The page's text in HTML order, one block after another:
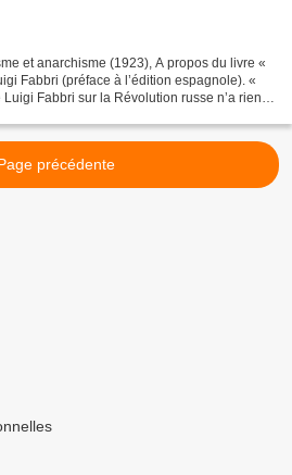
et anarchisme (1923), A propos du livre «
Fabbri (préface à l’édition espagnole). «
Fabbri sur la Révolution russe n’a rien
précédente